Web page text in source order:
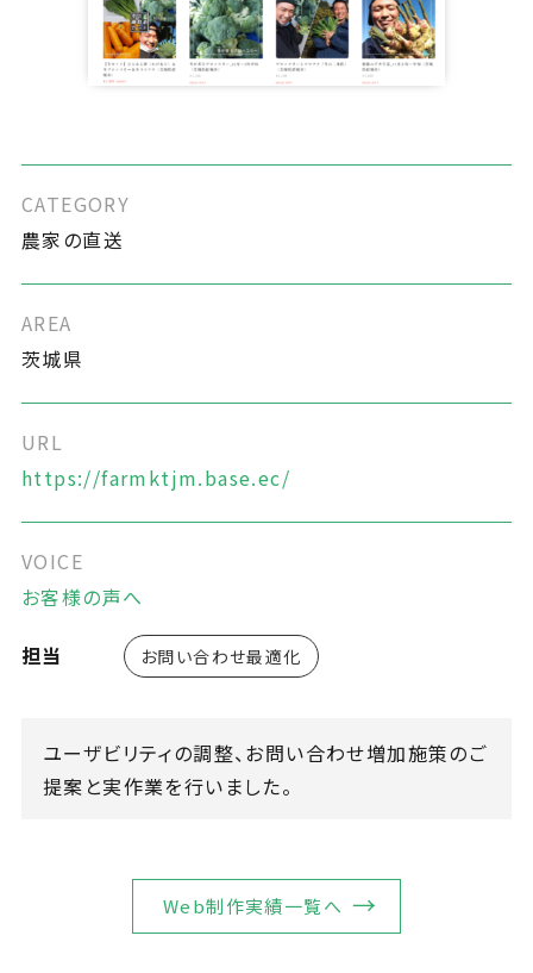
CATEGORY
農家の直送
AREA
茨城県
URL
https://farmktjm.base.ec/
VOICE
お客様の声へ
担当 お問い合わせ最適化
ユーザビリティの調整、お問い合わせ増加施策のご
提案と実作業を行いました。
Web制作実績一覧へ